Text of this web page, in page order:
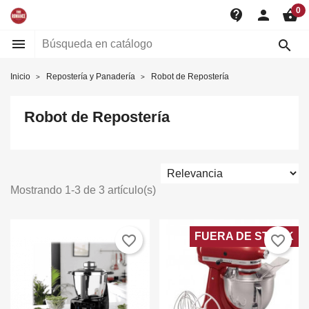
contact_support person shopping_basket0
 
Inicio Repostería y Panadería Robot de Repostería
Robot de Repostería
Mostrando 1-3 de 3 artículo(s)
favorite_border FUERA DE STOCK
favorite_border